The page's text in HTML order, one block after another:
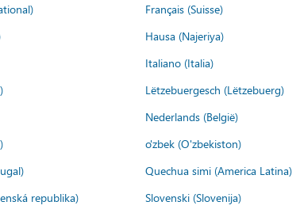
Français (Suisse)
Hausa (Najeriya)
Italiano (Italia)
Lëtzebuergesch (Lëtzebuerg)
Nederlands (België)
o'zbek (O'zbekiston)
Quechua simi (America Latina)
republika)
Slovenski (Slovenija)